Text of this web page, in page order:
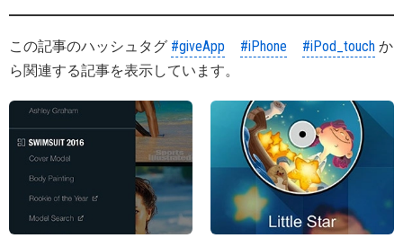
この記事のハッシュタグ #giveApp #iPhone #iPod_touch か
ら関連する記事を表示しています。